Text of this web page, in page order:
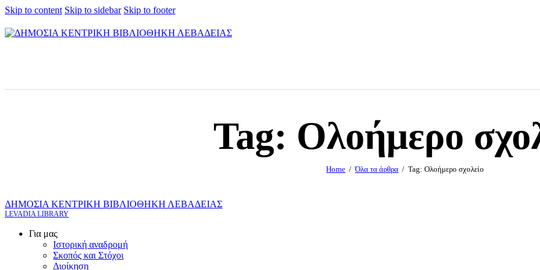
Skip to content Skip to sidebar Skip to footer
Tag: Ολοήμερο
Home Όλα τα άρθρα Tag: Ολοήμερο σχολείο
ΔΗΜΟΣΙΑ ΚΕΝΤΡΙΚΗ ΒΙΒΛΙΟΘΗΚΗ ΛΕΒΑΔΕΙΑΣ
LEVADIA LIBRARY
Για μας
Ιστορική αναδρομή
Σκοπός και Στόχοι
Διοίκηση